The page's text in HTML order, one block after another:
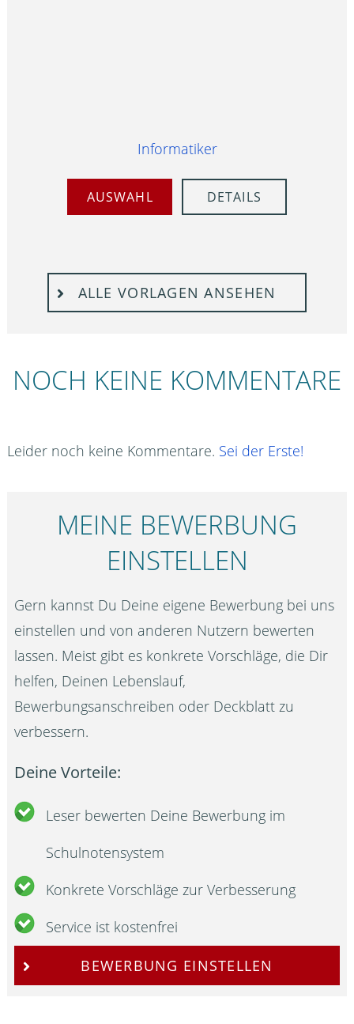
Informatiker
AUSWAHL DETAILS
ALLE VORLAGEN ANSEHEN
NOCH KEINE KOMMENTARE
Leider noch keine Kommentare. Sei der Erste!
MEINE BEWERBUNG
EINSTELLEN
Gern kannst Du Deine eigene Bewerbung bei uns
einstellen und von anderen Nutzern bewerten
lassen. Meist gibt es konkrete Vorschläge, die Dir
helfen, Deinen Lebenslauf,
Bewerbungsanschreiben oder Deckblatt zu
verbessern.
Deine Vorteile:
Leser bewerten Deine Bewerbung im
Schulnotensystem
Konkrete Vorschläge zur Verbesserung
Service ist kostenfrei
BEWERBUNG EINSTELLEN